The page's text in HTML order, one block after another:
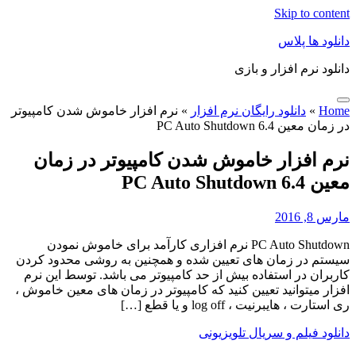
Skip to content
دانلود ها پلاس
دانلود نرم افزار و بازی
Home
» دانلود رایگان نرم افزار » نرم افزار خاموش شدن کامپیوتر
در زمان معین PC Auto Shutdown 6.4
نرم افزار خاموش شدن کامپیوتر در زمان
معین PC Auto Shutdown 6.4
مارس 8, 2016
PC Auto Shutdown نرم افزاری کارآمد برای خاموش نمودن
سیستم در زمان های تعیین شده و همچنین به روشی محدود کردن
کاربران در استفاده بیش از حد کامپیوتر می باشد. توسط این نرم
افزار میتوانید تعیین کنید که کامپیوتر در زمان های معین خاموش ،
ری استارت ، هایبرنیت ، log off و یا قطع […]
دانلود فیلم و سریال تلویزیونی